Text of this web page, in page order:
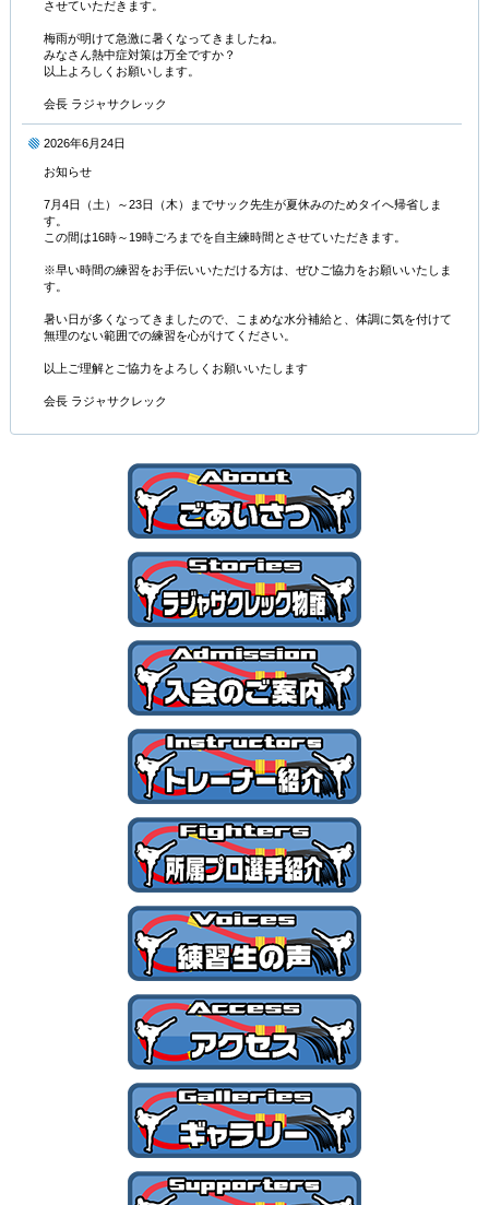
させていただきます。
梅雨が明けて急激に暑くなってきましたね。
みなさん熱中症対策は万全ですか？
以上よろしくお願いします。
会長 ラジャサクレック
2026年6月24日
お知らせ
7月4日（土）～23日（木）までサック先生が夏休みのためタイへ帰省しま
す。
この間は16時～19時ごろまでを自主練時間とさせていただきます。
※早い時間の練習をお手伝いいただける方は、ぜひご協力をお願いいたしま
す。
暑い日が多くなってきましたので、こまめな水分補給と、体調に気を付けて
無理のない範囲での練習を心がけてください。
以上ご理解とご協力をよろしくお願いいたします
会長 ラジャサクレック